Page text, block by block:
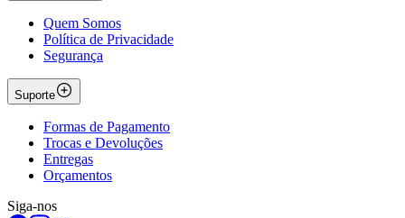
Quem Somos
Política de Privacidade
Segurança
Suporte
Formas de Pagamento
Trocas e Devoluções
Entregas
Orçamentos
Siga-nos